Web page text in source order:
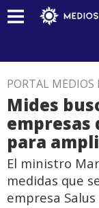
PORTAL MEDIOS
Mides
empresas
para
El ministro
medidas que
empresa Salus